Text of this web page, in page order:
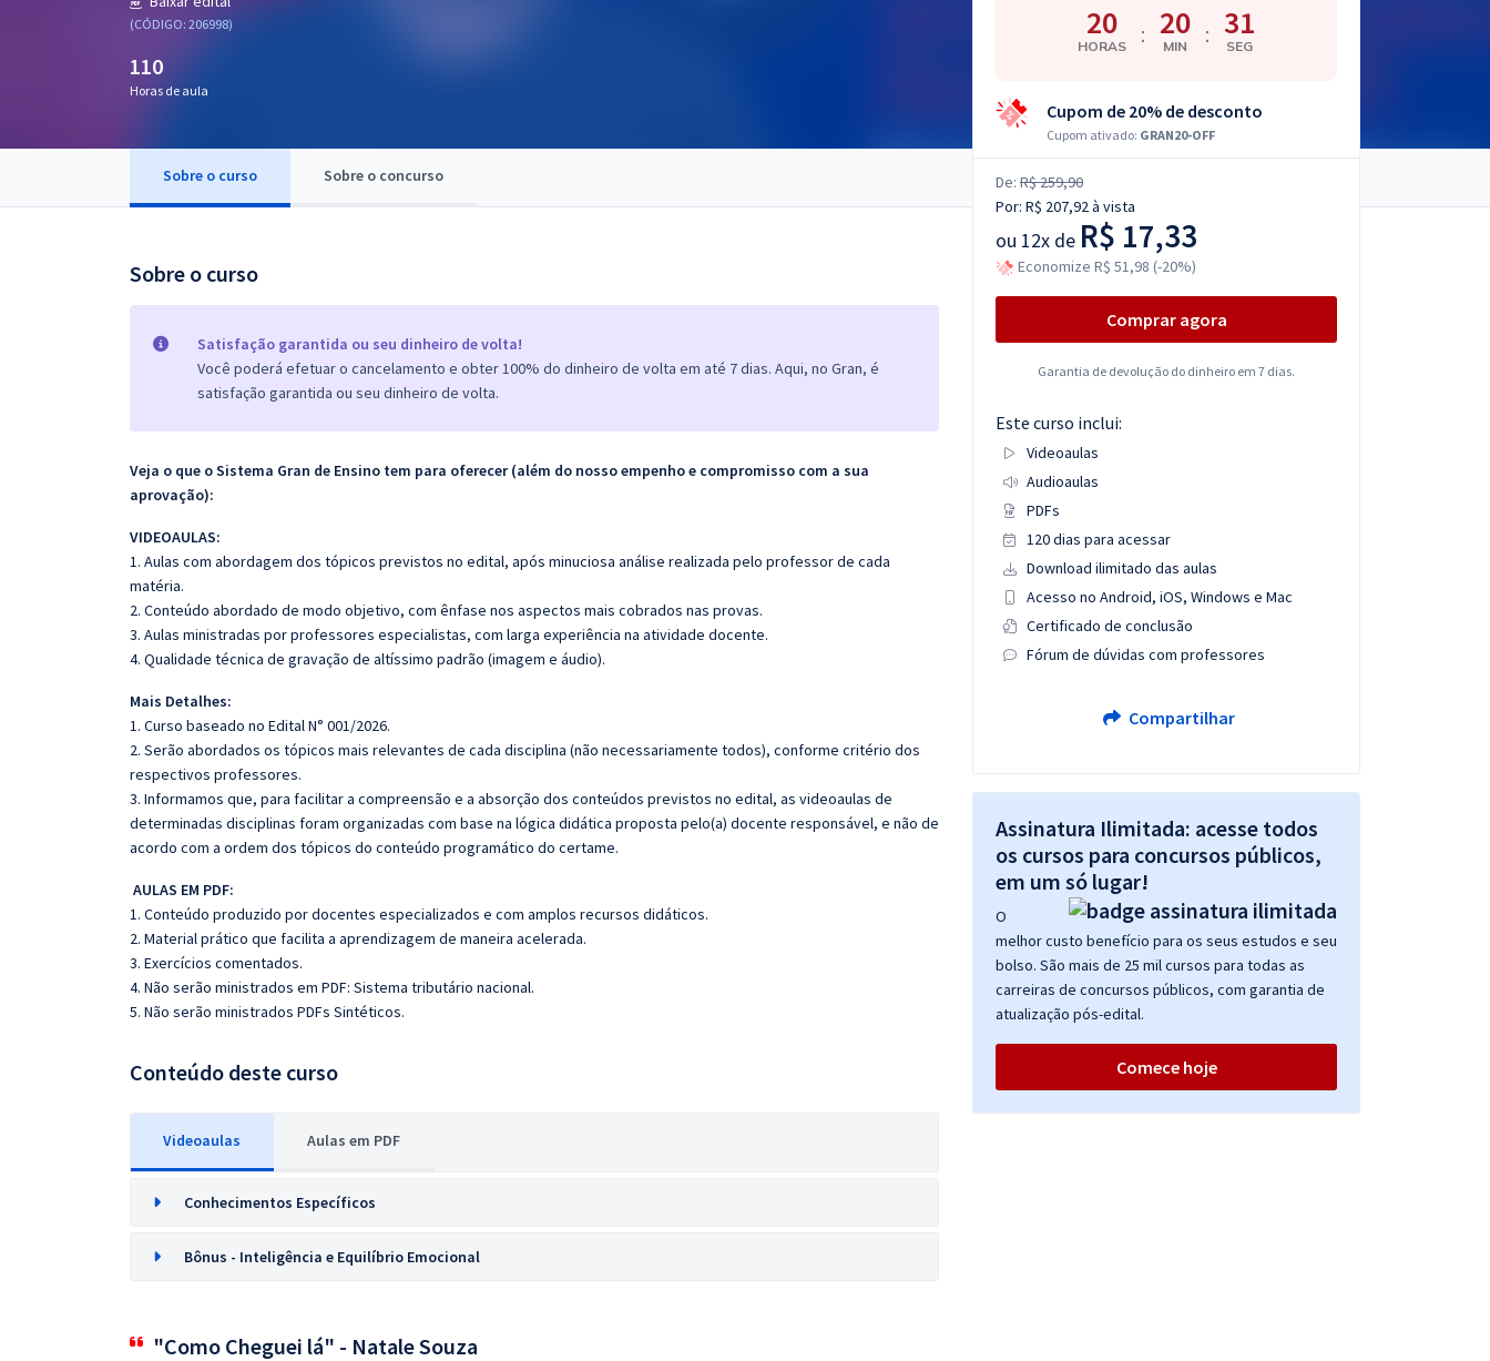
Conteúdo gratuito
(CÓDIGO: 206998)
110
Horas de aula
Sobre o curso Sobre o concurso
Sobre o curso
Satisfação garantida ou seu dinheiro de volta!
Você poderá efetuar o cancelamento e obter 100% do dinheiro de volta em até 7 dias. Aqui, no Gran, é
satisfação garantida ou seu dinheiro de volta.
Veja o que o Sistema Gran de Ensino tem para oferecer (além do nosso empenho e compromisso com a sua
aprovação):
VIDEOAULAS:
1. Aulas com abordagem dos tópicos previstos no edital, após minuciosa análise realizada pelo professor de cada
matéria.
2. Conteúdo abordado de modo objetivo, com ênfase nos aspectos mais cobrados nas provas.
3. Aulas ministradas por professores especialistas, com larga experiência na atividade docente.
4. Qualidade técnica de gravação de altíssimo padrão (imagem e áudio).
Mais Detalhes:
1. Curso baseado no Edital N° 001/2026.
2. Serão abordados os tópicos mais relevantes de cada disciplina (não necessariamente todos), conforme critério dos
respectivos professores.
3. Informamos que, para facilitar a compreensão e a absorção dos conteúdos previstos no edital, as videoaulas de
determinadas disciplinas foram organizadas com base na lógica didática proposta pelo(a) docente responsável, e não de
acordo com a ordem dos tópicos do conteúdo programático do certame.
AULAS EM PDF:
1. Conteúdo produzido por docentes especializados e com amplos recursos didáticos.
2. Material prático que facilita a aprendizagem de maneira acelerada.
3. Exercícios comentados.
4. Não serão ministrados em PDF: Sistema tributário nacional.
5. Não serão ministrados PDFs Sintéticos.
Conteúdo deste curso
Videoaulas Aulas em PDF
Conhecimentos Específicos
Bônus - Inteligência e Equilíbrio Emocional
"Como Cheguei lá" - Natale Souza
20
HORAS : 20
MIN : 30
SEG
Cupom de 20% de desconto
Cupom ativado: GRAN20-OFF
De: R$ 259,90
Por: R$ 207,92à vista
ou 12x de R$ 17,33
Economize R$ 51,98 (-20%)
Comprar agora
Garantia de devolução do dinheiro em 7 dias.
Este curso inclui:
Videoaulas
Audioaulas
PDFs
120 dias para acessar
Download ilimitado das aulas
Acesso no Android, iOS, Windows e Mac
Certificado de conclusão
Fórum de dúvidas com professores
Compartilhar
Assinatura Ilimitada: acesse todos
os cursos para concursos públicos,
em um só lugar!
O
melhor custo benefício para os seus estudos e seu
bolso. São mais de 25 mil cursos para todas as
carreiras de concursos públicos, com garantia de
atualização pós-edital.
Comece hoje